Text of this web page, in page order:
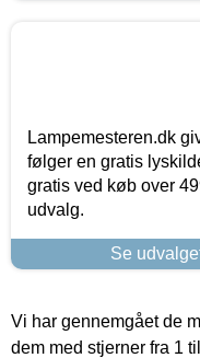
Lampemesteren.dk
følger en gratis
gratis ved køb over
udvalg.
Se
Vi har gennemgået de
dem med stjerner fra 1